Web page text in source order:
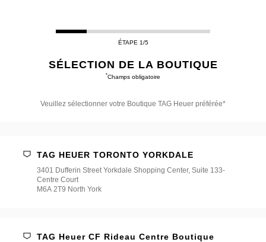
ÉTAPE 1/5
SÉLECTION DE LA BOUTIQUE
*Champs obligatoire
Veuillez sélectionner votre Boutique TAG Heuer préférée*
Boutique
TAG HEUER TORONTO YORKDALE
3401 Dufferin Street Yorkdale Shopping Center, Suite 133-
Centre Court
M6A 2T9 North York
TAG Heuer CF Rideau Centre Boutique